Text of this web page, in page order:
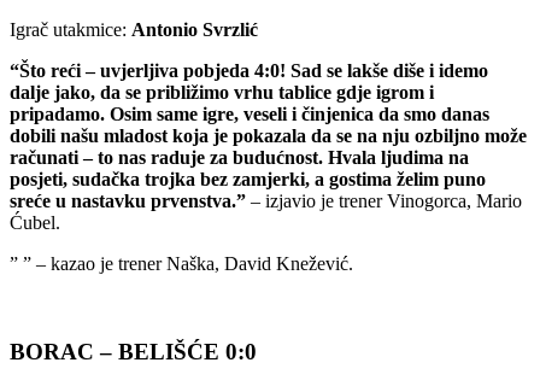
Igrač utakmice: Antonio Svrzlić
“Što reći – uvjerljiva pobjeda 4:0! Sad se lakše diše i idemo
dalje jako, da se približimo vrhu tablice gdje igrom i
pripadamo. Osim same igre, veseli i činjenica da smo danas
dobili našu mladost koja je pokazala da se na nju ozbiljno može
računati – to nas raduje za budućnost. Hvala ljudima na
posjeti, sudačka trojka bez zamjerki, a gostima želim puno
sreće u nastavku prvenstva.” – izjavio je trenerVinogorca, Mario
Ćubel.
” ” – kazao je trenerNaška, David Knežević.
BORAC – BELIŠĆE 0:0